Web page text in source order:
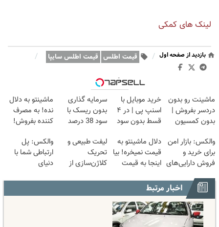
لینک های کمکی
بازدید از صفحه اول / قیمت اطلس قیمت اطلس سایپا /
وبگردی
ماشینت رو بدون
دردسر بفروش |
بدون کمسیون
خرید موبایل با
اسنپ پی | در ۴
قسط بدون سود
سرمایه گذاری
بدون ریسک با
سود 38 درصد
ماشینتو به دلال
نده! به مصرف
کننده بفروش!
یک تماس
والکس: بازار امن
برای خرید و
فروش دارایی‌های
دلال ماشینتو به
قیمت نمیخره! بیا
اینجا به قیمت
خریدار واقعی*
لیفت طبیعی و
تحریک
کلاژن‌سازی از
✅ جوان شو
والکس: پل
ارتباطی شما با
دنیای
اخبار مرتبط